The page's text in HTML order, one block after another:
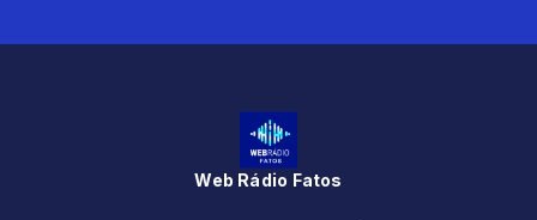
Web Rádio Fatos